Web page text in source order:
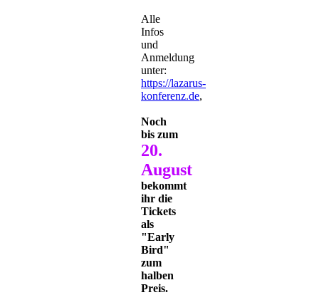
Alle
Infos
und
Anmeldung
unter:
https://lazarus-
konferenz.de,
Noch
bis zum
20.
August
bekommt
ihr die
Tickets
als
"Early
Bird"
zum
halben
Preis.